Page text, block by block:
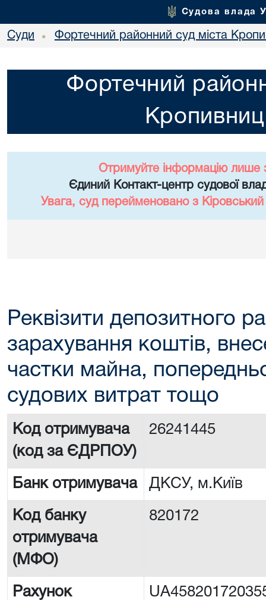
Судова влада
Суди • Фортечний районний суд міста
Фортечний
Отримуйте інформацію лише
Єдиний Контакт-центр судової
Увага, суд перейменовано з
Реквізити депозитного
зарахування коштів,
частки майна,
судових витрат тощо
Код отримувача
(код за ЄДРПОУ)
26241445
Банк отримувача ДКСУ, м.Київ
Код банку
отримувача
(МФО)
820172
Рахунок